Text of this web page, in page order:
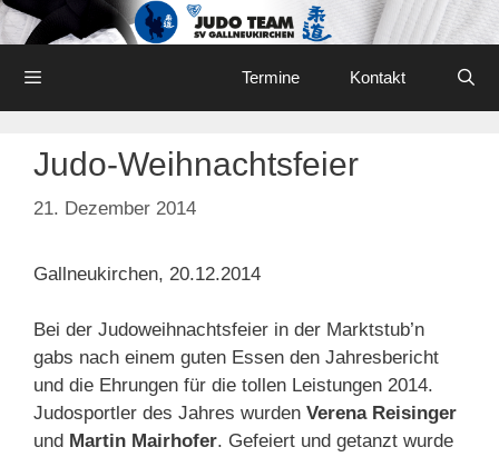
Skip
to
content
Termine Kontakt
Judo-Weihnachtsfeier
21. Dezember 2014
Gallneukirchen, 20.12.2014
Bei der Judoweihnachtsfeier in der Marktstub’n
gabs nach einem guten Essen den Jahresbericht
und die Ehrungen für die tollen Leistungen 2014.
Judosportler des Jahres wurden Verena Reisinger
und Martin Mairhofer. Gefeiert und getanzt wurde